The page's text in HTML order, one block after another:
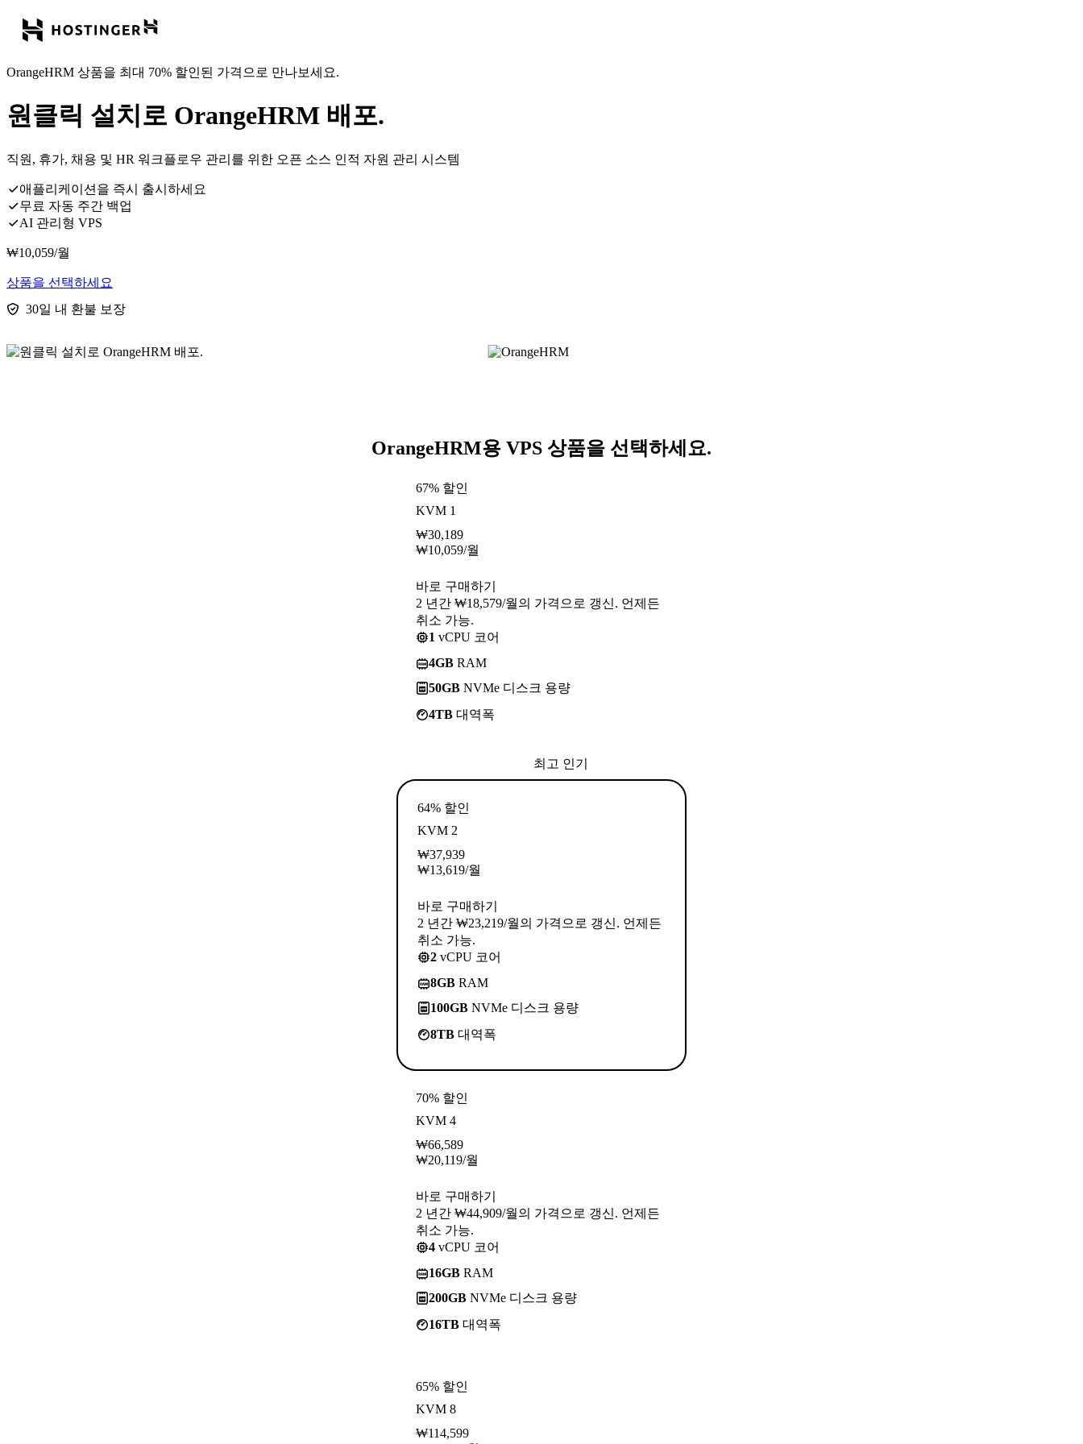
OrangeHRM 상품을 최대 70% 할인된 가격으로 만나보세요.
원클릭 설치로 OrangeHRM 배포.
직원, 휴가, 채용 및 HR 워크플로우 관리를 위한 오픈 소스 인적 자원 관리 시스템
애플리케이션을 즉시 출시하세요
무료 자동 주간 백업
AI 관리형 VPS
₩10,059/월
상품을 선택하세요
30일 내 환불 보장
OrangeHRM용 VPS 상품을 선택하세요.
67% 할인
KVM 1
₩30,189
₩10,059/월
바로 구매하기
2 년간 ₩18,579/월의 가격으로 갱신. 언제든
취소 가능.
1 vCPU 코어
4GB RAM
50GB NVMe 디스크 용량
4TB 대역폭
최고 인기
64% 할인
KVM 2
₩37,939
₩13,619/월
바로 구매하기
2 년간 ₩23,219/월의 가격으로 갱신. 언제든
취소 가능.
2 vCPU 코어
8GB RAM
100GB NVMe 디스크 용량
8TB 대역폭
70% 할인
KVM 4
₩66,589
₩20,119/월
바로 구매하기
2 년간 ₩44,909/월의 가격으로 갱신. 언제든
취소 가능.
4 vCPU 코어
16GB RAM
200GB NVMe 디스크 용량
16TB 대역폭
65% 할인
KVM 8
₩114,599